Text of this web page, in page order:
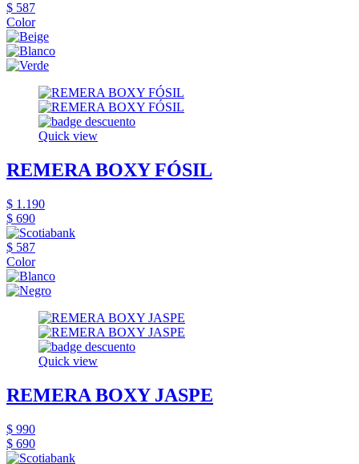
$ 587
Color
Quick view
REMERA BOXY FÓSIL
$ 1.190
$ 690
$ 587
Color
Quick view
REMERA BOXY JASPE
$ 990
$ 690